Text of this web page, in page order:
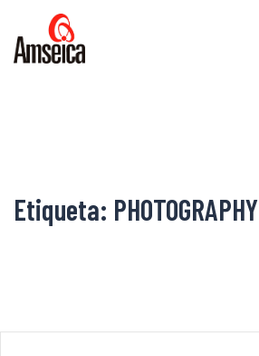
Etiqueta: PHOTOGRAPHY